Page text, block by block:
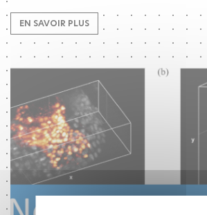
EN SAVOIR PLUS